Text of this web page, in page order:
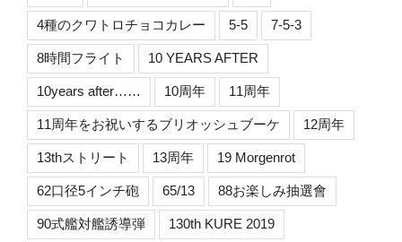
4種のクワトロチョコカレー 5-5 7-5-3
8時間フライト 10 YEARS AFTER
10years after…… 10周年 11周年
11周年をお祝いするブリオッシュブーケ 12周年
13thストリート 13周年 19 Morgenrot
62口径5インチ砲 65/13 88お楽しみ抽選會
90式艦対艦誘導弾 130th KURE 2019